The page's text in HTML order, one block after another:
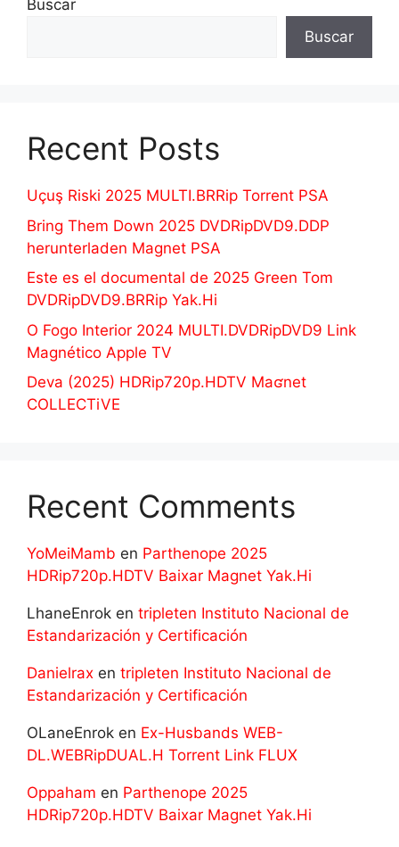
Buscar
Buscar
Recent Posts
Uçuş Riski 2025 MULTI.BRRip Torrent PSA
Bring Them Down 2025 DVDRipDVD9.DDP
herunterladen Magnet PSA
Este es el documental de 2025 Green Tom
DVDRipDVD9.BRRip Yak.Hi
O Fogo Interior 2024 MULTI.DVDRipDVD9 Link
Magnético Apple TV
Deva (2025) HDRip720p.HDTV Maʛnet
COLLECTiVE
Recent Comments
YoMeiMamb en Parthenope 2025
HDRip720p.HDTV Baixar Magnet Yak.Hi
LhaneEnrok en tripleten Instituto Nacional de
Estandarización y Certificación
Danielrax en tripleten Instituto Nacional de
Estandarización y Certificación
OLaneEnrok en Ex-Husbands WEB-
DL.WEBRipDUAL.H Torrent Link FLUX
Oppaham en Parthenope 2025
HDRip720p.HDTV Baixar Magnet Yak.Hi